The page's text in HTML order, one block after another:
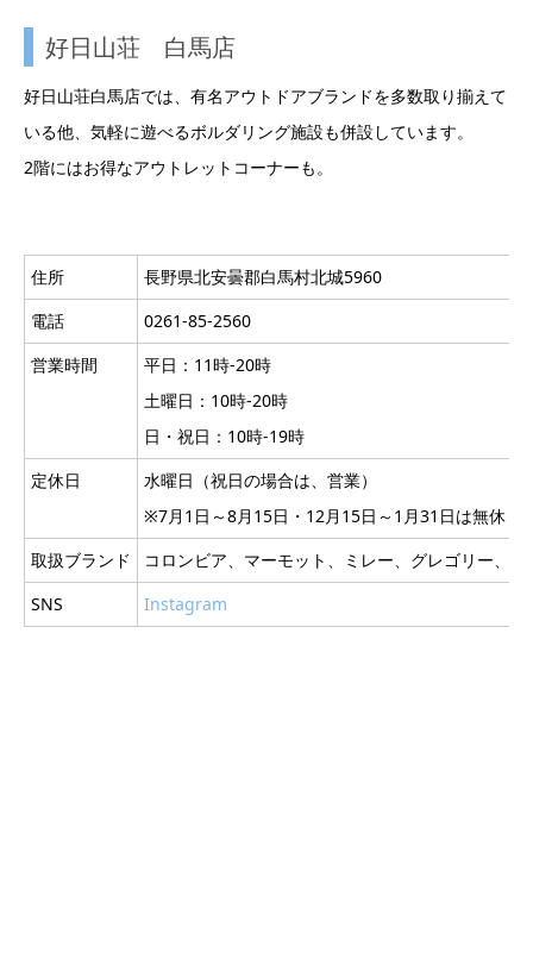
好日山荘 白馬店
好日山荘白馬店では、有名アウトドアブランドを多数取り揃えて
いる他、気軽に遊べるボルダリング施設も併設しています。
2階にはお得なアウトレットコーナーも。
住所
長野県北安曇郡白馬村北城5960
電話
0261-85-2560
営業時間
平日：11時-20時
土曜日：10時-20時
日・祝日：10時-19時
定休日
水曜日（祝日の場合は、営業）
※7月1日～8月15日・12月15日～1月31日は無休
取扱ブランド
コロンビア、マーモット、ミレー、グレゴリー、
SNS
Instagram